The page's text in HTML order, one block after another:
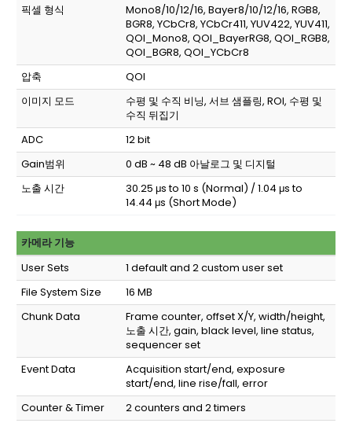
픽셀 형식
Mono8/10/12/16, Bayer8/10/12/16, RGB8,
BGR8, YCbCr8, YCbCr411, YUV422, YUV411,
QOI_Mono8, QOI_BayerRG8, QOI_RGB8,
QOI_BGR8, QOI_YCbCr8
압축
QOI
이미지 모드
수평 및 수직 비닝, 서브 샘플링, ROI, 수평 및
수직 뒤집기
ADC
12 bit
Gain범위
0 dB ~ 48 dB 아날로그 및 디지털
노출 시간
30.25 μs to 10 s (Normal) / 1.04 μs to
14.44 μs (Short Mode)
카메라 기능
User Sets
1 default and 2 custom user set
File System Size
16 MB
Chunk Data
Frame counter, offset X/Y, width/height,
노출 시간, gain, black level, line status,
sequencer set
Event Data
Acquisition start/end, exposure
start/end, line rise/fall, error
Counter & Timer
2 counters and 2 timers